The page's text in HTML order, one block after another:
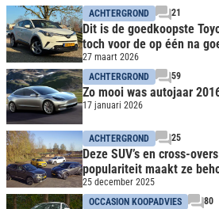
ACHTERGROND
21
Dit is de goedkoopste
toch voor de op één na
27 maart 2026
ACHTERGROND
59
Zo mooi was autojaar
17 januari 2026
ACHTERGROND 25
Deze SUV’s en cross-
populariteit maakt ze
25 december 2025
OCCASION KOOPADVIES
80